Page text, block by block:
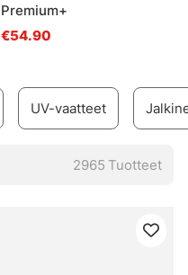
Premium+
€54.90
UV-vaatteet
2965 Tuotteet